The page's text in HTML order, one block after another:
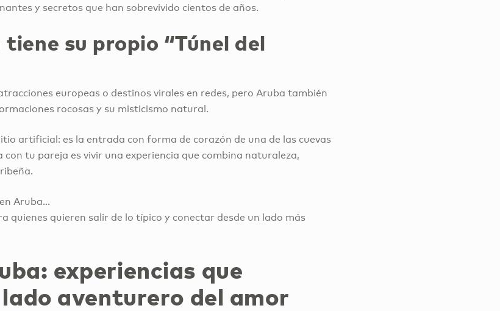
y secretos que han sobrevivido cientos de años.
su propio “Túnel del
europeas o destinos virales en redes, pero Aruba también
rocosas y su misticismo natural.
artificial: es la entrada con forma de corazón de una de las cuevas
con tu pareja es vivir una experiencia que combina naturaleza,
Aruba…
quienes quieren salir de lo típico y conectar desde un lado más
experiencias que
aventurero del amor